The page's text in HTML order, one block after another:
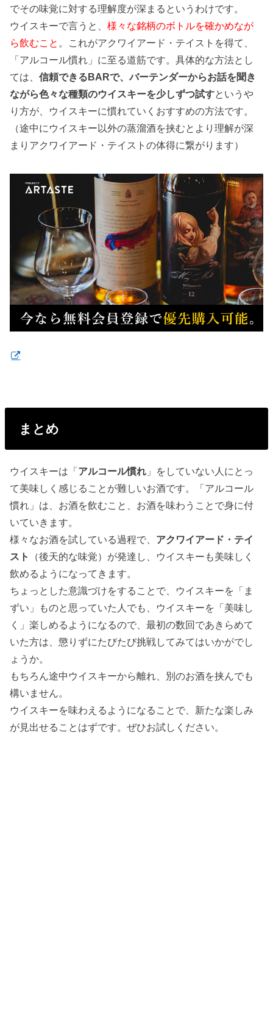
でその味覚に対する理解度が深まるというわけです。
ウイスキーで言うと、様々な銘柄のボトルを確かめなが
ら飲むこと 。これがアクワイアード・テイストを得て、
「アルコール慣れ」に至る道筋です。具体的な方法とし
ては、信頼できるBARで、バーテンダーからお話を聞き
ながら色々な種類のウイスキーを少しずつ試すというや
り方が、ウイスキーに慣れていくおすすめの方法です。
（途中にウイスキー以外の蒸溜酒を挟むとより理解が深
まりアクワイアード・テイストの体得に繋がります）
まとめ
ウイスキーは「アルコール慣れ 」をしていない人にとっ
て美味しく感じることが難しいお酒です。「アルコール
慣れ」は、お酒を飲むこと、お酒を味わうことで身に付
いていきます。
様々なお酒を試している過程で、 アクワイアード・テイ
スト
（後天的な味覚）が発達し、ウイスキーも美味しく
飲めるようになってきます。
ちょっとした意識づけをすることで、ウイスキーを「ま
ずい」ものと思っていた人でも、ウイスキーを「美味し
く」楽しめるようになるので、最初の数回であきらめて
いた方は、懲りずにたびたび挑戦してみてはいかがでし
ょうか。
もちろん途中ウイスキーから離れ、別のお酒を挟んでも
構いません。
ウイスキーを味わえるようになることで、新たな楽しみ
が見出せることはずです。ぜひお試しください。